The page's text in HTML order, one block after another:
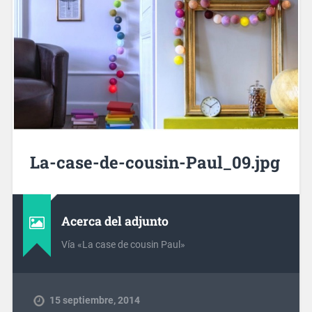
La-case-de-cousin-Paul_09.jpg
Acerca del adjunto
Vía «La case de cousin Paul»
15 septiembre, 2014